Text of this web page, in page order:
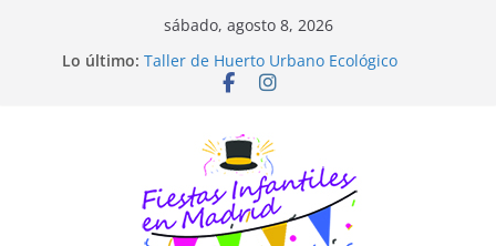
sábado, agosto 8, 2026
Lo último: Taller de Huerto Urbano Ecológico
TALLER FOTOGRAFÍA LA NATURALEZA
Trivial Virtual para niños